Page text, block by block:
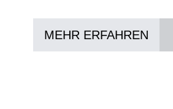
MEHR ERFAHREN